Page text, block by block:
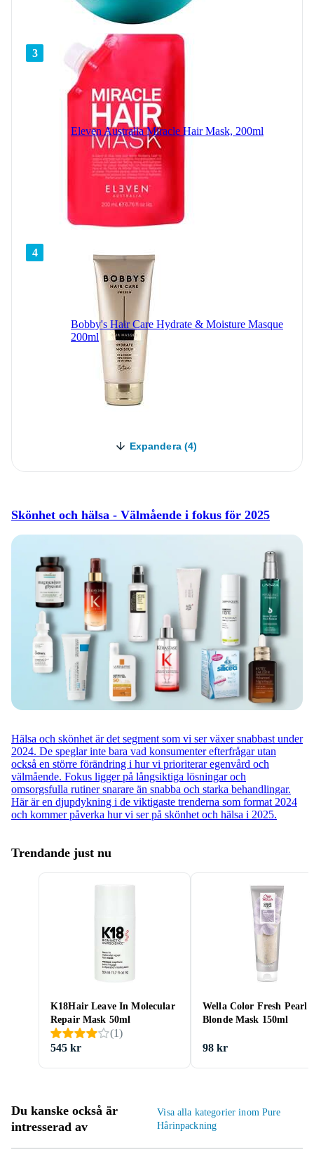
3
Eleven Australia Miracle Hair Mask, 200ml
4
Bobby's Hair Care Hydrate & Moisture Masque
200ml
Expandera (4)
Skönhet och hälsa - Välmående i fokus för 2025
Hälsa och skönhet är det segment som vi ser växer snabbast under
2024. De speglar inte bara vad konsumenter efterfrågar utan
också en större förändring i hur vi prioriterar egenvård och
välmående. Fokus ligger på långsiktiga lösningar och
omsorgsfulla rutiner snarare än snabba och starka behandlingar.
Här är en djupdykning i de viktigaste trenderna som format 2024
och kommer påverka hur vi ser på skönhet och hälsa i 2025.
Trendande just nu
K18Hair Leave In Molecular
Repair Mask 50ml
(1)
545 kr
Wella Color Fresh Pearl
Blonde Mask 150ml
98 kr
Du kanske också är
intresserad av
Visa alla kategorier inom Pure
Hårinpackning